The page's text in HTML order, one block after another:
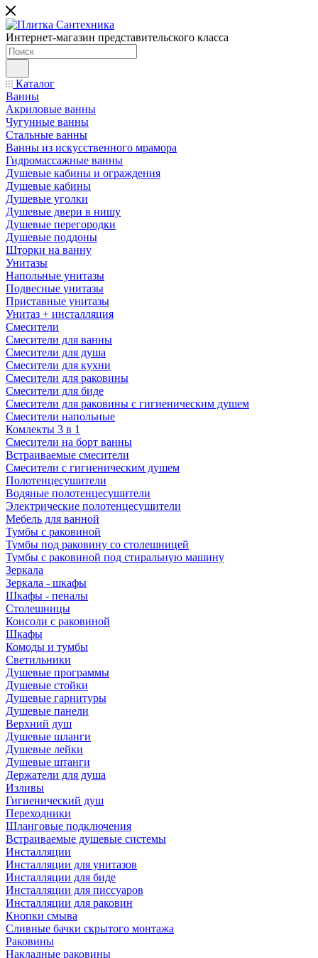
Интернет-магазин представительского класса
Каталог
Ванны
Акриловые ванны
Чугунные ванны
Стальные ванны
Ванны из искусственного мрамора
Гидромассажные ванны
Душевые кабины и ограждения
Душевые кабины
Душевые уголки
Душевые двери в нишу
Душевые перегородки
Душевые поддоны
Шторки на ванну
Унитазы
Напольные унитазы
Подвесные унитазы
Приставные унитазы
Унитаз + инсталляция
Смесители
Смесители для ванны
Смесители для душа
Смесители для кухни
Смесители для раковины
Смесители для биде
Смесители для раковины с гигиеническим душем
Смесители напольные
Комлекты 3 в 1
Смесители на борт ванны
Встраиваемые смесители
Смесители с гигиеническим душем
Полотенцесушители
Водяные полотенцесушители
Электрические полотенцесушители
Мебель для ванной
Тумбы с раковиной
Тумбы под раковину со столешницей
Тумбы с раковиной под стиральную машину
Зеркала
Зеркала - шкафы
Шкафы - пеналы
Столешницы
Консоли с раковиной
Шкафы
Комоды и тумбы
Светильники
Душевые программы
Душевые стойки
Душевые гарнитуры
Душевые панели
Верхний душ
Душевые шланги
Душевые лейки
Душевые штанги
Держатели для душа
Изливы
Гигиенический душ
Переходники
Шланговые подключения
Встраиваемые душевые системы
Инсталляции
Инсталляции для унитазов
Инсталляции для биде
Инсталляции для писсуаров
Инсталляции для раковин
Кнопки смыва
Сливные бачки скрытого монтажа
Раковины
Накладные раковины